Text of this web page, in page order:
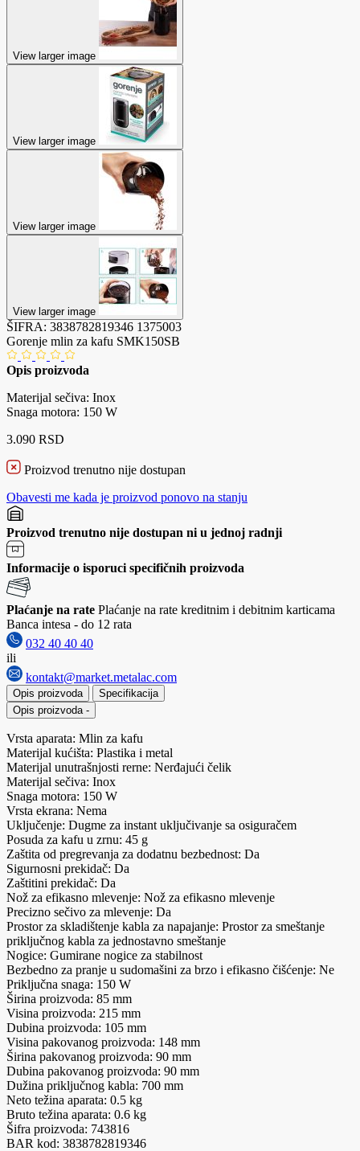
View larger image
View larger image
View larger image
View larger image
ŠIFRA: 3838782819346 1375003
Gorenje mlin za kafu SMK150SB
Opis proizvoda
Materijal sečiva: Inox
Snaga motora: 150 W
3.090 RSD
Proizvod trenutno nije dostupan
Obavesti me kada je proizvod ponovo na stanju
Proizvod trenutno nije dostupan ni u jednoj radnji
Informacije o isporuci specifičnih proizvoda
Plaćanje na rate Plaćanje na rate kreditnim i debitnim karticama
Banca intesa - do 12 rata
032 40 40 40
ili
kontakt@market.metalac.com
Opis proizvoda
Specifikacija
Opis proizvoda -
Vrsta aparata: Mlin za kafu
Materijal kućišta: Plastika i metal
Materijal unutrašnjosti rerne: Nerđajući čelik
Materijal sečiva: Inox
Snaga motora: 150 W
Vrsta ekrana: Nema
Uključenje: Dugme za instant uključivanje sa osiguračem
Posuda za kafu u zrnu: 45 g
Zaštita od pregrevanja za dodatnu bezbednost: Da
Sigurnosni prekidač: Da
Zaštitini prekidač: Da
Nož za efikasno mlevenje: Nož za efikasno mlevenje
Precizno sečivo za mlevenje: Da
Prostor za skladištenje kabla za napajanje: Prostor za smeštanje
priključnog kabla za jednostavno smeštanje
Nogice: Gumirane nogice za stabilnost
Bezbedno za pranje u sudomašini za brzo i efikasno čišćenje: Ne
Priključna snaga: 150 W
Širina proizvoda: 85 mm
Visina proizvoda: 215 mm
Dubina proizvoda: 105 mm
Visina pakovanog proizvoda: 148 mm
Širina pakovanog proizvoda: 90 mm
Dubina pakovanog proizvoda: 90 mm
Dužina priključnog kabla: 700 mm
Neto težina aparata: 0.5 kg
Bruto težina aparata: 0.6 kg
Šifra proizvoda: 743816
BAR kod: 3838782819346